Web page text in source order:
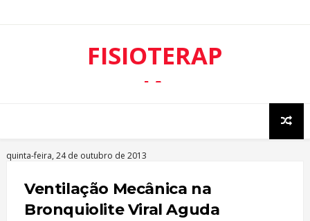
FISIOTERAP
IA
RIA
quinta-feira, 24 de outubro de 2013
Ventilação Mecânica na
Bronquiolite Viral Aguda